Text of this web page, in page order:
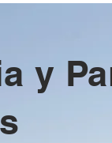
y